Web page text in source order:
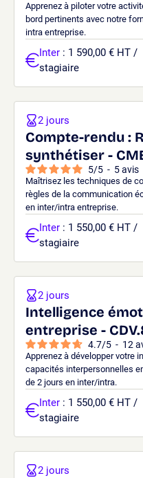
Apprenez à piloter votre
bord pertinents avec notre
intra entreprise.
Inter : 1 590,00 € HT /
stagiaire
Compte-rendu :
synthétiser -
5/5 - 5avis
Maîtrisez les techniques de
règles de la communication
en inter/intra entreprise.
2 jours
Inter : 1 550,00 € HT /
stagiaire
Intelligence
entreprise -
4.7/5 - 12
Apprenez à développer votre
capacités interpersonnelles
de 2 jours en inter/intra.
2 jours
Inter : 1 550,00 € HT /
stagiaire
2 jours